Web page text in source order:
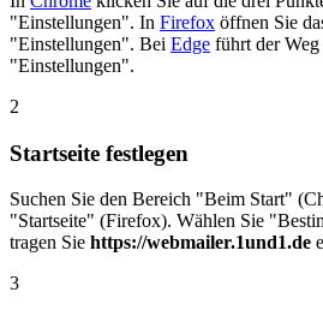
"Einstellungen". In Firefox öffnen Sie
"Einstellungen". Bei Edge führt der
"Einstellungen".
2
Startseite festlegen
Suchen Sie den Bereich "Beim Start"
"Startseite" (Firefox). Wählen Sie
tragen Sie https://webmailer.1und1.de
3